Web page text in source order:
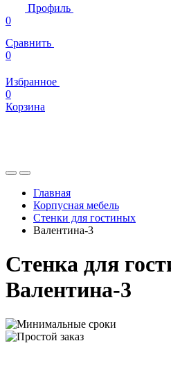
Профиль
0
Сравнить
0
Избранное
0
Корзина
Главная
Корпусная мебель
Стенки для гостиных
Валентина-3
Стенка для
Валентина-3